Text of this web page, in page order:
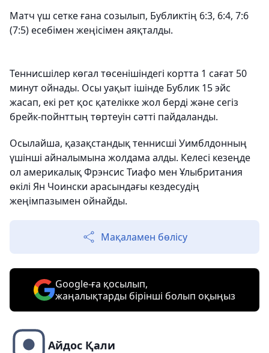
Матч үш сетке ғана созылып, Бубликтің 6:3, 6:4, 7:6
(7:5) есебімен жеңісімен аяқталды.
Теннисшілер көгал төсенішіндегі кортта 1 сағат 50
минут ойнады. Осы уақыт ішінде Бублик 15 эйс
жасап, екі рет қос қателікке жол берді және сегіз
брейк-пойнттың төртеуін сәтті пайдаланды.
Осылайша, қазақстандық теннисші Уимблдонның
үшінші айналымына жолдама алды. Келесі кезеңде
ол америкалық Фрэнсис Тиафо мен Ұлыбритания
өкілі Ян Чоински арасындағы кездесудің
жеңімпазымен ойнайды.
Мақаламен бөлісу
Google-ға қосылып,
жаңалықтарды бірінші болып оқыңыз
Айдос Қали